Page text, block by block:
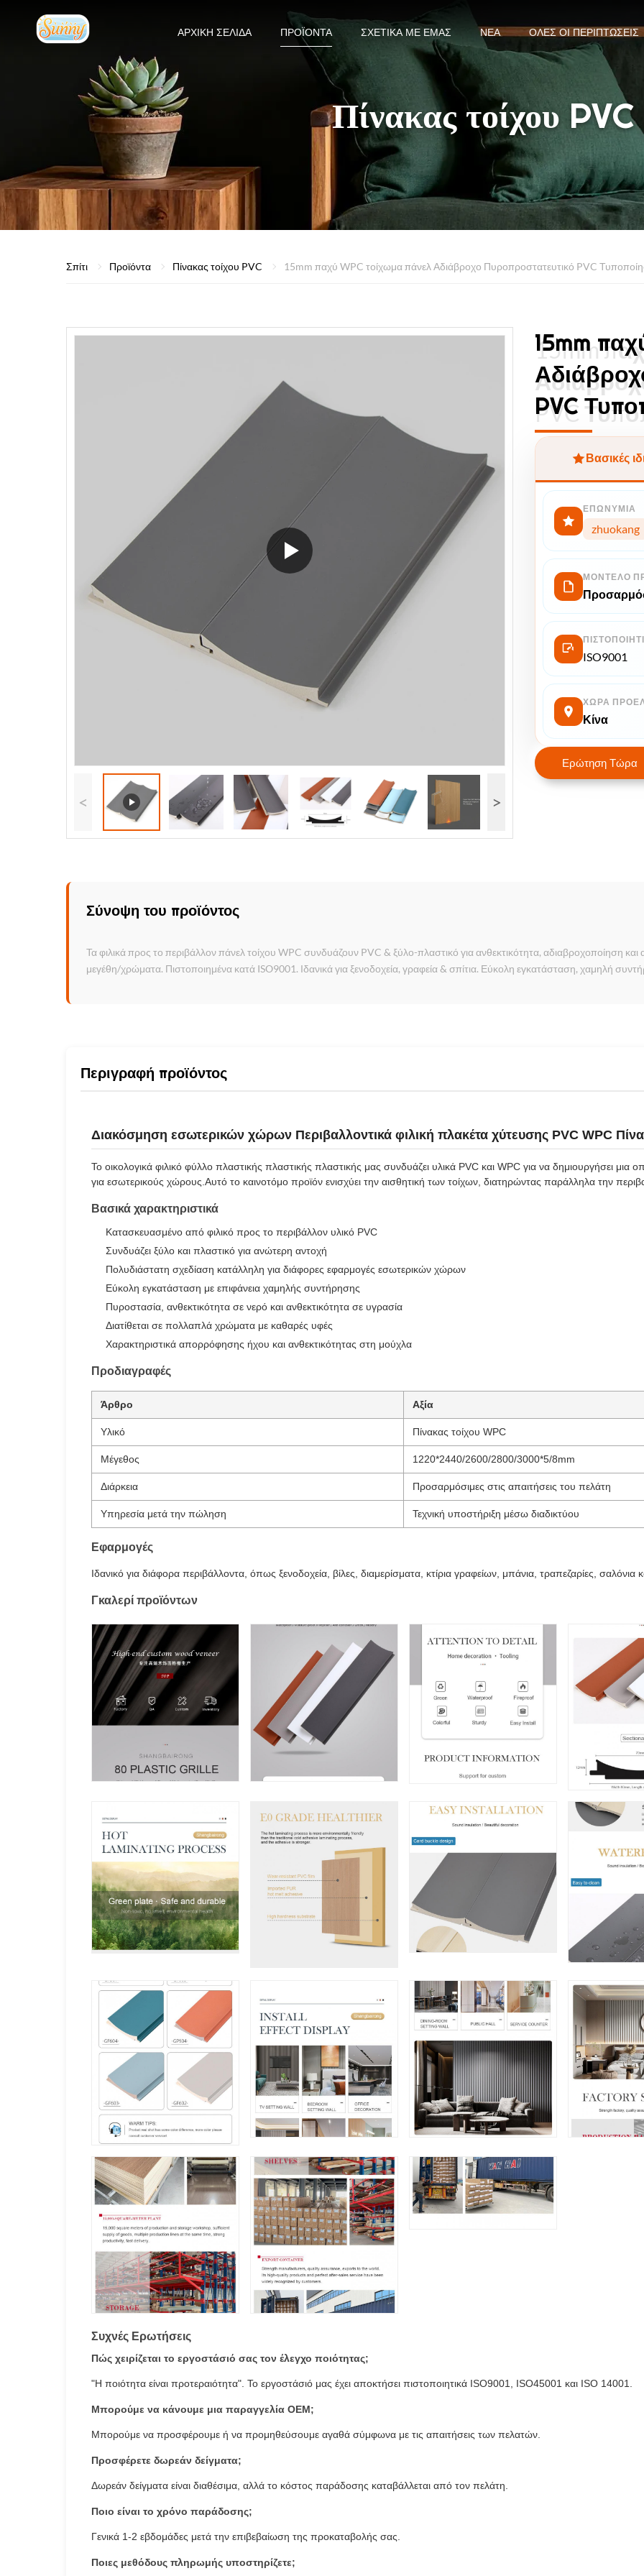
ΑΡΧΙΚΉ ΣΕΛΊΔΑ ΠΡΟΪΌΝΤΑ ΣΧΕΤΙΚΆ ΜΕ ΕΜΆΣ ΝΈΑ ΌΛΕΣ ΟΙ ΠΕΡΙΠΤΏΣΕΙΣ
Πίνακας τοίχου PVC
Σπίτι Προϊόντα Πίνακας τοίχου PVC 15mm παχύ WPC τοίχωμα πάνελ Αδιάβροχο Πυροπροστατευτικό PVC
< >
15mm
PVC
15mm
PVC
Βασικές
ΕΠΩΝΥΜΊΑ
zhuokang
ΜΟΝΤΈΛΟ
ISO9001
ΧΏΡΑ
Κίνα
Ερώτηση Τώρα
Σύνοψη του προϊόντος
Τα φιλικά προς το περιβάλλον πάνελ τοίχου WPC συνδυάζουν PVC & ξύλο-πλαστικό για ανθεκτικότητα, αδιαβροχοποίηση
μεγέθη/χρώματα. Πιστοποιημένα κατά ISO9001. Ιδανικά για ξενοδοχεία, γραφεία & σπίτια. Εύκολη εγκατάσταση, χαμηλή
Περιγραφή προϊόντος
Διακόσμηση εσωτερικών χώρων Περιβαλλοντικά φιλική πλακέτα χύτευσης PVC WPC
Το οικολογικά φιλικό φύλλο πλαστικής πλαστικής πλαστικής μας συνδυάζει υλικά PVC και WPC για να δημιουργήσει μια
για εσωτερικούς χώρους.Αυτό το καινοτόμο προϊόν ενισχύει την αισθητική των τοίχων, διατηρώντας παράλληλα την
Βασικά χαρακτηριστικά
Κατασκευασμένο από φιλικό προς το περιβάλλον υλικό PVC
Συνδυάζει ξύλο και πλαστικό για ανώτερη αντοχή
Πολυδιάστατη σχεδίαση κατάλληλη για διάφορες εφαρμογές εσωτερικών χώρων
Εύκολη εγκατάσταση με επιφάνεια χαμηλής συντήρησης
Πυροστασία, ανθεκτικότητα σε νερό και ανθεκτικότητα σε υγρασία
Διατίθεται σε πολλαπλά χρώματα με καθαρές υφές
Χαρακτηριστικά απορρόφησης ήχου και ανθεκτικότητας στη μούχλα
Προδιαγραφές
Άρθρο Αξία
Υλικό Πίνακας τοίχου WPC
Μέγεθος 1220*2440/2600/2800/3000*5/8mm
Διάρκεια Προσαρμόσιμες στις απαιτήσεις του πελάτη
Υπηρεσία μετά την πώληση Τεχνική υποστήριξη μέσω διαδικτύου
Εφαρμογές
Ιδανικό για διάφορα περιβάλλοντα, όπως ξενοδοχεία, βίλες, διαμερίσματα, κτίρια γραφείων, μπάνια, τραπεζαρίες, σαλόνια
Γκαλερί προϊόντων
Συχνές Ερωτήσεις
Πώς χειρίζεται το εργοστάσιό σας τον έλεγχο ποιότητας;
"Η ποιότητα είναι προτεραιότητα". Το εργοστάσιό μας έχει αποκτήσει πιστοποιητικά ISO9001, ISO45001 και ISO 14001.
Μπορούμε να κάνουμε μια παραγγελία OEM;
Μπορούμε να προσφέρουμε ή να προμηθεύσουμε αγαθά σύμφωνα με τις απαιτήσεις των πελατών.
Προσφέρετε δωρεάν δείγματα;
Δωρεάν δείγματα είναι διαθέσιμα, αλλά το κόστος παράδοσης καταβάλλεται από τον πελάτη.
Ποιο είναι το χρόνο παράδοσης;
Γενικά 1-2 εβδομάδες μετά την επιβεβαίωση της προκαταβολής σας.
Ποιες μεθόδους πληρωμής υποστηρίζετε;